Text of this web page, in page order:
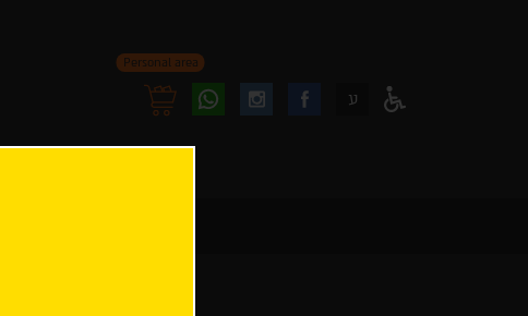
Personal area
FollowFollow
ע